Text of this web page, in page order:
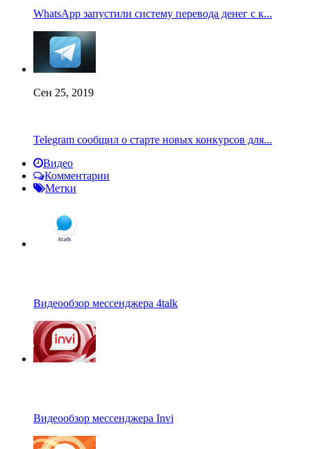
WhatsApp запустили систему перевода денег с к...
Сен 25, 2019
Telegram сообщил о старте новых конкурсов для...
Видео
Комментарии
Метки
Видеообзор мессенджера 4talk
Видеообзор мессенджера Invi